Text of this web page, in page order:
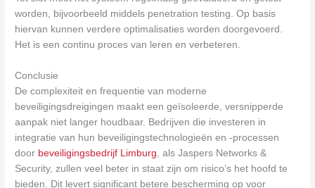
worden, bijvoorbeeld middels penetration testing. Op basis
hiervan kunnen verdere optimalisaties worden doorgevoerd.
Het is een continu proces van leren en verbeteren.
Conclusie
De complexiteit en frequentie van moderne
beveiligingsdreigingen maakt een geïsoleerde, versnipperde
aanpak niet langer houdbaar. Bedrijven die investeren in
integratie van hun beveiligingstechnologieën en -processen
door beveiligingsbedrijf Limburg, als Jaspers Networks &
Security, zullen veel beter in staat zijn om risico’s het hoofd te
bieden. Dit levert significant betere bescherming op voor